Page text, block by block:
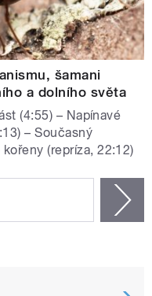
šamani
a dolního světa
(4:55) – Napínavé
– Současný
(repríza, 22:12)